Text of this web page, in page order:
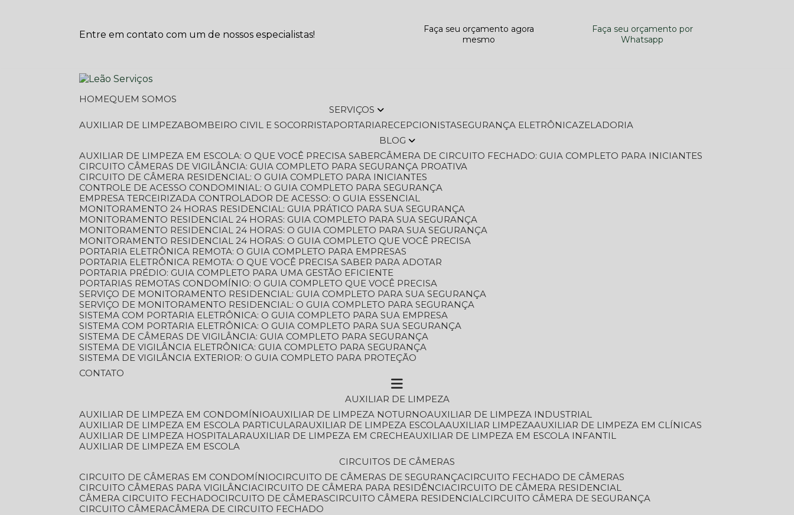
Entre em contato com um de nossos especialistas!
Faça seu orçamento agora
mesmo
Faça seu orçamento por
Whatsapp
HOME
QUEM SOMOS
SERVIÇOS
AUXILIAR DE LIMPEZA
BOMBEIRO CIVIL E SOCORRISTA PORTARIA RECEPCIONISTA SEGURANÇA ELETRÔNICA
ZELADORIA
BLOG
AUXILIAR DE LIMPEZA EM ESCOLA: O QUE VOCÊ PRECISA SABER
CÂMERA DE CIRCUITO FECHADO: GUIA COMPLETO PARA INICIANTES
CIRCUITO CÂMERAS DE VIGILÂNCIA: GUIA COMPLETO PARA SEGURANÇA PROATIVA
CIRCUITO DE CÂMERA RESIDENCIAL: O GUIA COMPLETO PARA INICIANTES
CONTROLE DE ACESSO CONDOMINIAL: O GUIA COMPLETO PARA SEGURANÇA
EMPRESA TERCEIRIZADA CONTROLADOR DE ACESSO: O GUIA ESSENCIAL
MONITORAMENTO 24 HORAS RESIDENCIAL: GUIA PRÁTICO PARA SUA SEGURANÇA
MONITORAMENTO RESIDENCIAL 24 HORAS: GUIA COMPLETO PARA SUA SEGURANÇA
MONITORAMENTO RESIDENCIAL 24 HORAS: O GUIA COMPLETO PARA SUA SEGURANÇA
MONITORAMENTO RESIDENCIAL 24 HORAS: O GUIA COMPLETO QUE VOCÊ PRECISA
PORTARIA ELETRÔNICA REMOTA: O GUIA COMPLETO PARA EMPRESAS
PORTARIA ELETRÔNICA REMOTA: O QUE VOCÊ PRECISA SABER PARA ADOTAR
PORTARIA PRÉDIO: GUIA COMPLETO PARA UMA GESTÃO EFICIENTE
PORTARIAS REMOTAS CONDOMÍNIO: O GUIA COMPLETO QUE VOCÊ PRECISA
SERVIÇO DE MONITORAMENTO RESIDENCIAL: GUIA COMPLETO PARA SUA SEGURANÇA
SERVIÇO DE MONITORAMENTO RESIDENCIAL: O GUIA COMPLETO PARA SEGURANÇA
SISTEMA COM PORTARIA ELETRÔNICA: O GUIA COMPLETO PARA SUA EMPRESA
SISTEMA COM PORTARIA ELETRÔNICA: O GUIA COMPLETO PARA SUA SEGURANÇA
SISTEMA DE CÂMERAS DE VIGILÂNCIA: GUIA COMPLETO PARA SEGURANÇA
SISTEMA DE VIGILÂNCIA ELETRÔNICA: GUIA COMPLETO PARA SEGURANÇA
SISTEMA DE VIGILÂNCIA EXTERIOR: O GUIA COMPLETO PARA PROTEÇÃO
CONTATO
AUXILIAR DE LIMPEZA
AUXILIAR DE LIMPEZA EM CONDOMÍNIO
AUXILIAR DE LIMPEZA NOTURNO
AUXILIAR DE LIMPEZA INDUSTRIAL
AUXILIAR DE LIMPEZA EM ESCOLA PARTICULAR
AUXILIAR DE LIMPEZA ESCOLA AUXILIAR LIMPEZA
AUXILIAR DE LIMPEZA EM CLÍNICAS
AUXILIAR DE LIMPEZA HOSPITALAR
AUXILIAR DE LIMPEZA EM CRECHE
AUXILIAR DE LIMPEZA EM ESCOLA INFANTIL
AUXILIAR DE LIMPEZA EM ESCOLA
CIRCUITOS DE CÂMERAS
CIRCUITO DE CÂMERAS EM CONDOMÍNIO
CIRCUITO DE CÂMERAS DE SEGURANÇA
CIRCUITO FECHADO DE CÂMERAS
CIRCUITO CÂMERAS PARA VIGILÂNCIA
CIRCUITO DE CÂMERA PARA RESIDÊNCIA
CIRCUITO DE CÂMERA RESIDENCIAL
CÂMERA CIRCUITO FECHADO
CIRCUITO DE CÂMERAS CIRCUITO CÂMERA RESIDENCIAL
CIRCUITO CÂMERA DE SEGURANÇA
CIRCUITO CÂMERA
CÂMERA DE CIRCUITO FECHADO